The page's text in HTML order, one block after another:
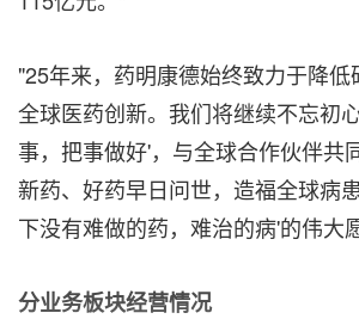
"25年来，药明康德始终致力于降
全球医药创新。我们将继续不忘初
事，把事做好'，与全球合作伙伴共
新药、好药早日问世，造福全球病
下没有难做的药，难治的病'的伟大
分业务板块经营情况